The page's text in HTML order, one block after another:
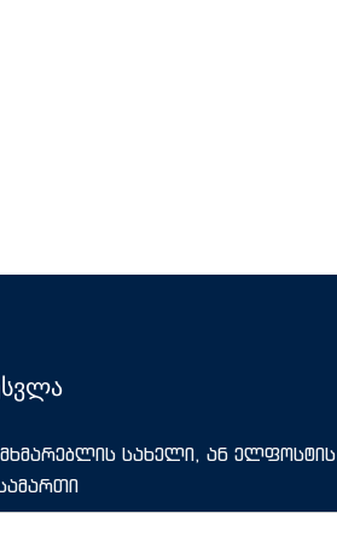
სახელი, ან ელფოსტის